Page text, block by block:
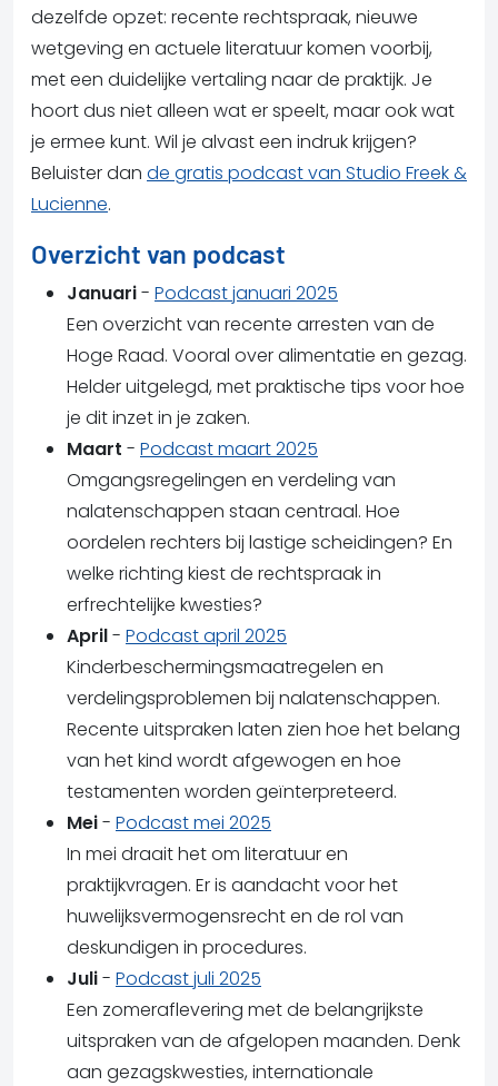
dezelfde opzet: recente rechtspraak, nieuwe
wetgeving en actuele literatuur komen voorbij,
met een duidelijke vertaling naar de praktijk. Je
hoort dus niet alleen wat er speelt, maar ook wat
je ermee kunt. Wil je alvast een indruk krijgen?
Beluister dan de gratis podcast van Studio Freek &
Lucienne.
Overzicht van podcast
Januari- Podcast januari 2025
Een overzicht van recente arresten van de
Hoge Raad. Vooral over alimentatie en gezag.
Helder uitgelegd, met praktische tips voor hoe
je dit inzet in je zaken.
Maart - Podcast maart 2025
Omgangsregelingen en verdeling van
nalatenschappen staan centraal. Hoe
oordelen rechters bij lastige scheidingen? En
welke richting kiest de rechtspraak in
erfrechtelijke kwesties?
April- Podcast april 2025
Kinderbeschermingsmaatregelen en
verdelingsproblemen bij nalatenschappen.
Recente uitspraken laten zien hoe het belang
van het kind wordt afgewogen en hoe
testamenten worden geïnterpreteerd.
Mei- Podcast mei 2025
In mei draait het om literatuur en
praktijkvragen. Er is aandacht voor het
huwelijksvermogensrecht en de rol van
deskundigen in procedures.
Juli- Podcast juli 2025
Een zomeraflevering met de belangrijkste
uitspraken van de afgelopen maanden. Denk
aan gezagskwesties, internationale